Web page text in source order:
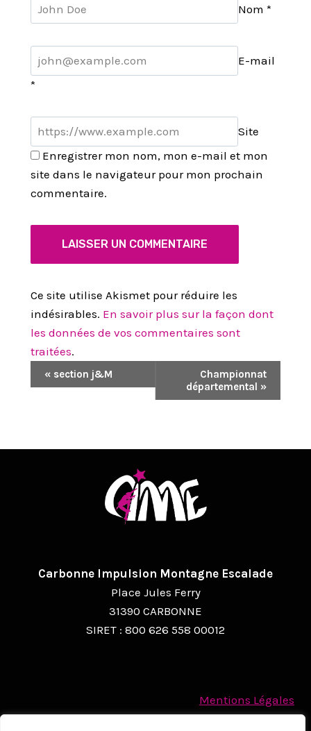
Nom *
E-mail
*
Site
Enregistrer mon nom, mon e-mail et mon
site dans le navigateur pour mon prochain
commentaire.
Ce site utilise Akismet pour réduire les
indésirables. En savoir plus sur la façon dont
les données de vos commentaires sont
traitées.
I
O
« section j&M
Championnat
départemental »
Carbonne Impulsion Montagne Escalade
Place Jules Ferry
31390 CARBONNE
SIRET : 800 626 558 00012
Mentions Légales
Politique des cookies